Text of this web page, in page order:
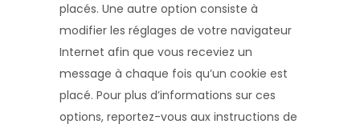
placés. Une autre option consiste à
modifier les réglages de votre navigateur
Internet afin que vous receviez un
message à chaque fois qu’un cookie est
placé. Pour plus d’informations sur ces
options, reportez-vous aux instructions de